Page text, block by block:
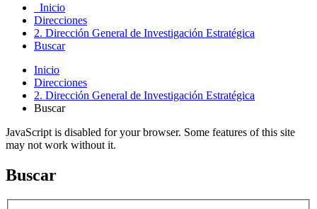
Inicio
Direcciones
2. Dirección General de Investigación Estratégica
Buscar
Inicio
Direcciones
2. Dirección General de Investigación Estratégica
Buscar
JavaScript is disabled for your browser. Some features of this site
may not work without it.
Buscar